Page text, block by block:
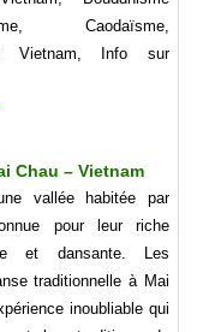
Caodaïsme,
Vietnam, Info sur
Chau – Vietnam
vallée habitée par
pour leur riche
et dansante. Les
traditionnelle à Mai
inoubliable qui